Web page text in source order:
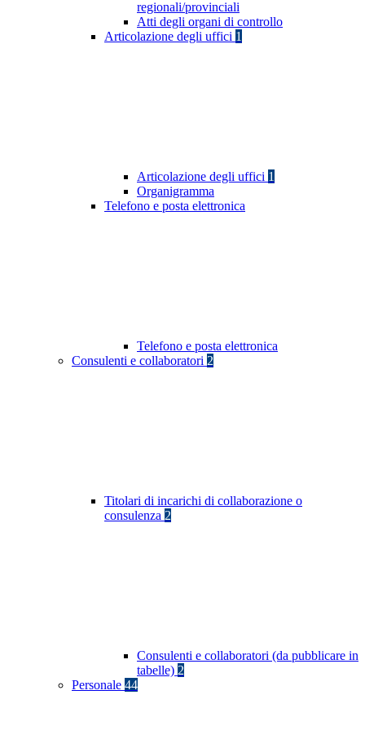
regionali/provinciali
Atti degli organi di controllo
Articolazione degli uffici 1
Articolazione degli uffici 1
Organigramma
Telefono e posta elettronica
Telefono e posta elettronica
Consulenti e collaboratori 2
Titolari di incarichi di collaborazione o
consulenza 2
Consulenti e collaboratori (da pubblicare in
tabelle) 2
Personale 44